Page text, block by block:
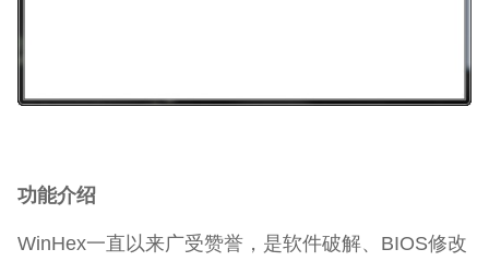
功能介绍
WinHex一直以来广受赞誉，是软件破解、BIOS修改